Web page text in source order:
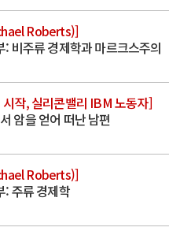
Roberts)]
: 비주류 경제학과 마르크스주의
작, 실리콘밸리 IBM 노동자]
암을 얻어 떠난 남편
Roberts)]
: 주류 경제학